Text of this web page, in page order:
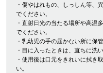
・傷やはれもの、しっしん等、
でください。
・直射日光の当たる場所や高温
でください。
・乳幼児の手の届かない所に保
・目に入ったときは、直ちに洗
・使用後は口元をきれいに拭き
い。